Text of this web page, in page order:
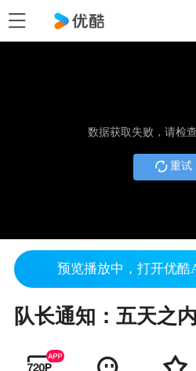
数据获取失败，请检
重试
预览播放中，打开优酷